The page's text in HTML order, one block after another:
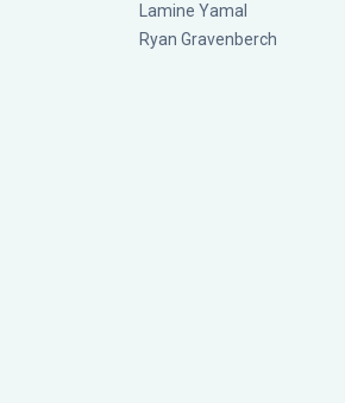
Lamine Yamal
Ryan Gravenberch